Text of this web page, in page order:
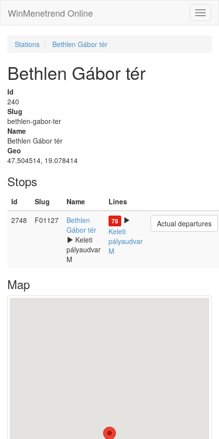
WinMenetrend Online
Stations Bethlen Gábor tér
Bethlen Gábor tér
Id
240
Slug
bethlen-gabor-ter
Name
Bethlen Gábor tér
Geo
47.504514, 19.078414
Stops
Id Slug Name
Lines
2748
F01127
Bethlen
Gábor tér
Keleti
pályaudvar
M
78
Keleti
pályaudvar
M
Actual departures
Map